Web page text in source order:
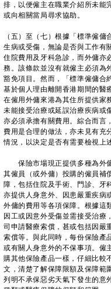
排，以便僱主在職業介紹所未能
或向相關當局尋求協助。
（五）至（七）根據「標準僱
生病或受傷，無論是否與工作有
住院費用及牙科急診，而外傭亦
務。該條款並沒有就僱主必須為
豁免項目。然而，「標準僱傭合
基於個人理由離開香港期間的醫
在僱用外傭來港為其住所提供家
未能接受治療或延誤治療疾病或
亦必須承擔有關費用。綜合而言
費用是合理的做法，亦未見有充
情況，以決定是否有需要檢視上
保險市場現正提供多種為外
其僱員（或外傭）投購的僱員補
障，包括住院及手術、門診、牙
亦提供人身意外、因患嚴重疾病
外傭的費用等各項保障。根據這
因工或因意外受傷並需接受治療
司申請醫療索償，甚或包括因嚴
索償等。與此同時，每份保險產
或有關人身意外的不保事項。僱
購其他保險產品一樣，仔細比較
文，清楚了解保障限額及保障範
列明不承保惡劣天氣下發生的意